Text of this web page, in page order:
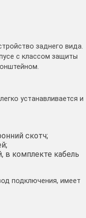
заднего вида.
с классом защиты
устанавливается и
скотч;
в комплекте кабель
подключения, имеет